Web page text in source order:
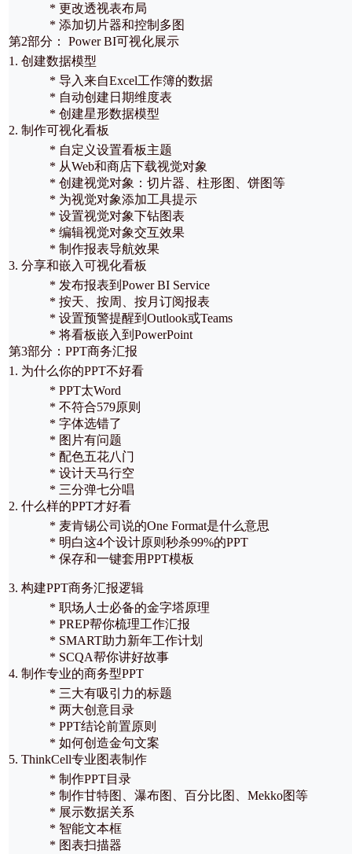
* 更改透视表布局
* 添加切片器和控制多图
第2部分： Power BI可视化展示
1. 创建数据模型
* 导入来自Excel工作簿的数据
* 自动创建日期维度表
* 创建星形数据模型
2. 制作可视化看板
* 自定义设置看板主题
* 从Web和商店下载视觉对象
* 创建视觉对象：切片器、柱形图、饼图等
* 为视觉对象添加工具提示
* 设置视觉对象下钻图表
* 编辑视觉对象交互效果
* 制作报表导航效果
3. 分享和嵌入可视化看板
* 发布报表到Power BI Service
* 按天、按周、按月订阅报表
* 设置预警提醒到Outlook或Teams
* 将看板嵌入到PowerPoint
第3部分：PPT商务汇报
1. 为什么你的PPT不好看
* PPT太Word
* 不符合579原则
* 字体选错了
* 图片有问题
* 配色五花八门
* 设计天马行空
* 三分弹七分唱
2. 什么样的PPT才好看
* 麦肯锡公司说的One Format是什么意思
* 明白这4个设计原则秒杀99%的PPT
* 保存和一键套用PPT模板
3. 构建PPT商务汇报逻辑
* 职场人士必备的金字塔原理
* PREP帮你梳理工作汇报
* SMART助力新年工作计划
* SCQA帮你讲好故事
4. 制作专业的商务型PPT
* 三大有吸引力的标题
* 两大创意目录
* PPT结论前置原则
* 如何创造金句文案
5. ThinkCell专业图表制作
* 制作PPT目录
* 制作甘特图、瀑布图、百分比图、Mekko图等
* 展示数据关系
* 智能文本框
* 图表扫描器